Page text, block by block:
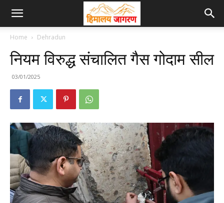
Home Dehradun
नियम विरुद्ध संचालित गैस गोदाम सील
03/01/2025